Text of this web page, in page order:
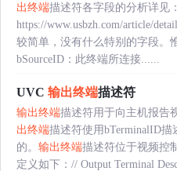
出终端描述符各字段的分析详见：
https://www.usbzh.com/article/
较简单，没有什么特别的字段。
bSourceID：此终端所连接......
UVC 输出终端描述符
输出终端描述符用于向主机报告
出终端描述符使用bTerminalID
的。 输出终端描述符位于视频控
定义如下：// Output Terminal